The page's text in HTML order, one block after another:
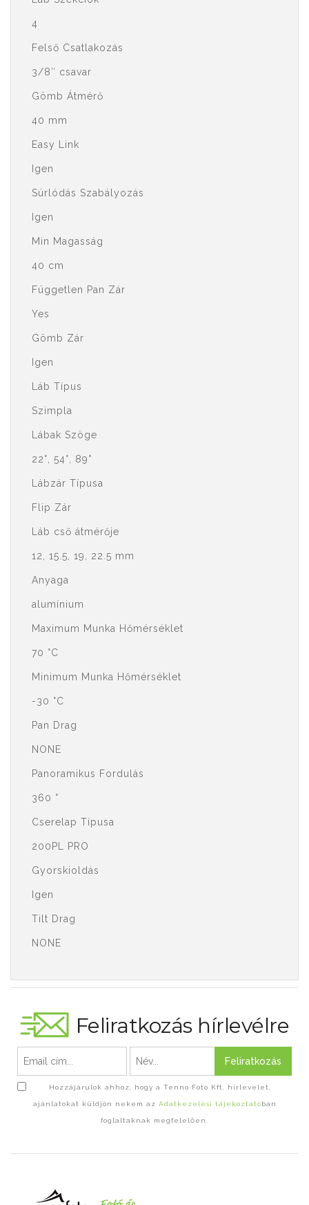
4
Felső Csatlakozás
3/8″ csavar
Gömb Átmérő
40 mm
Easy Link
Igen
Súrlódás Szabályozás
Igen
Min Magasság
40 cm
Független Pan Zár
Yes
Gömb Zár
Igen
Láb Típus
Szimpla
Lábak Szöge
22°, 54°, 89°
Lábzár Típusa
Flip Zár
Láb cső átmérője
12, 15.5, 19, 22.5 mm
Anyaga
alumínium
Maximum Munka Hőmérséklet
70 °C
Minimum Munka Hőmérséklet
-30 °C
Pan Drag
NONE
Panoramikus Fordulás
360 °
Cserelap Típusa
200PL PRO
Gyorskioldás
Igen
Tilt Drag
NONE
Feliratkozás hírlevélre
Feliratkozás
Hozzájárulok ahhoz, hogy a Tenno Foto Kft. hírlevelet,
ajánlatokat küldjön nekem az Adatkezelési tájékoztatóban
foglaltaknak megfelelően.